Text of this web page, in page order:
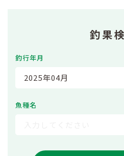
釣果
釣行年月
2025年04月
魚種名